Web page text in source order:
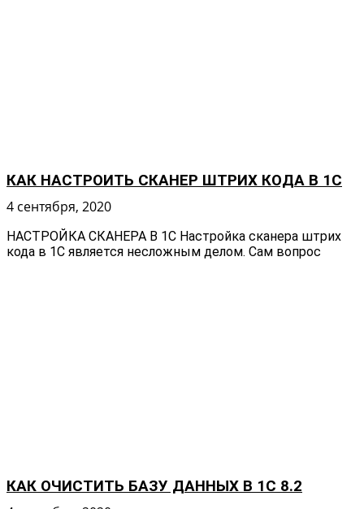
КАК НАСТРОИТЬ СКАНЕР ШТРИХ КОДА В 1C
4 сентября, 2020
НАСТРОЙКА СКАНЕРА В 1С Настройка сканера штрих
кода в 1С является несложным делом. Сам вопрос
КАК ОЧИСТИТЬ БАЗУ ДАННЫХ В 1С 8.2